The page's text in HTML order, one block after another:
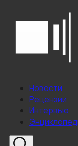
Новости
Рецензии
Интервью